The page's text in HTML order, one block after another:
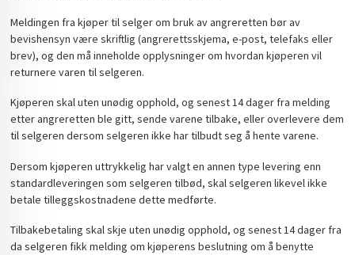
Meldingen fra kjøper til selger om bruk av angreretten bør av
bevishensyn være skriftlig (angrerettsskjema, e-post, telefaks eller
brev), og den må inneholde opplysninger om hvordan kjøperen vil
returnere varen til selgeren.
Kjøperen skal uten unødig opphold, og senest 14 dager fra melding
etter angreretten ble gitt, sende varene tilbake, eller overlevere dem
til selgeren dersom selgeren ikke har tilbudt seg å hente varene.
Dersom kjøperen uttrykkelig har valgt en annen type levering enn
standardleveringen som selgeren tilbød, skal selgeren likevel ikke
betale tilleggskostnadene dette medførte.
Tilbakebetaling skal skje uten unødig opphold, og senest 14 dager fra
da selgeren fikk melding om kjøperens beslutning om å benytte